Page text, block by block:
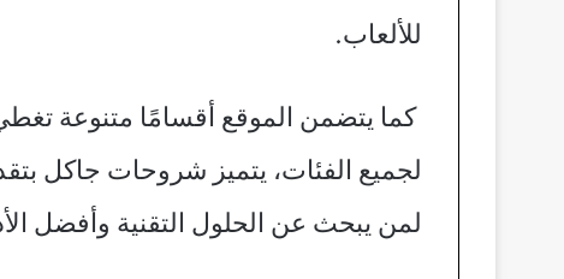
للألعاب.
كما يتضمن الموقع أقسامًا متنوعة تغطي
لجميع الفئات، يتميز شروحات جاكل
لمن يبحث عن الحلول التقنية وأفضل